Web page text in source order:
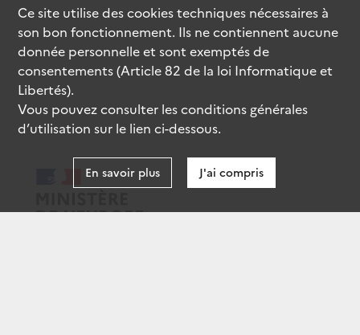
Ce site utilise descookiestechniques nécessaires à
son bon fonctionnement. Ils ne contiennent aucune
donnée personnelle et sont exemptés de
consentements (Article 82 de la loi Informatique et
Libertés).
Vous pouvez consulter les conditions générales
d’utilisation sur le lien ci-dessous.
En savoir plus J'ai compris